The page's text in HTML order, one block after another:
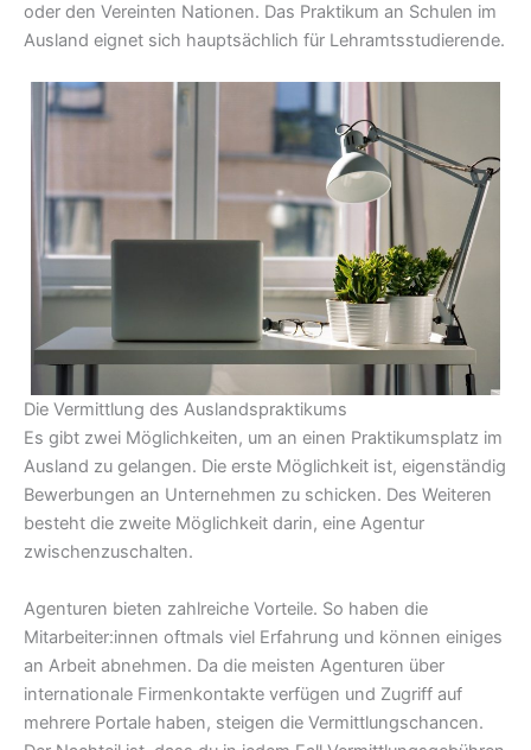
oder den Vereinten Nationen. Das Praktikum an Schulen im
Ausland eignet sich hauptsächlich für Lehramtsstudierende.
Die Vermittlung des Auslandspraktikums
Es gibt zwei Möglichkeiten, um an einen Praktikumsplatz im
Ausland zu gelangen. Die erste Möglichkeit ist, eigenständig
Bewerbungen an Unternehmen zu schicken. Des Weiteren
besteht die zweite Möglichkeit darin, eine Agentur
zwischenzuschalten.
Agenturen bieten zahlreiche Vorteile. So haben die
Mitarbeiter:innen oftmals viel Erfahrung und können einiges
an Arbeit abnehmen. Da die meisten Agenturen über
internationale Firmenkontakte verfügen und Zugriff auf
mehrere Portale haben, steigen die Vermittlungschancen.